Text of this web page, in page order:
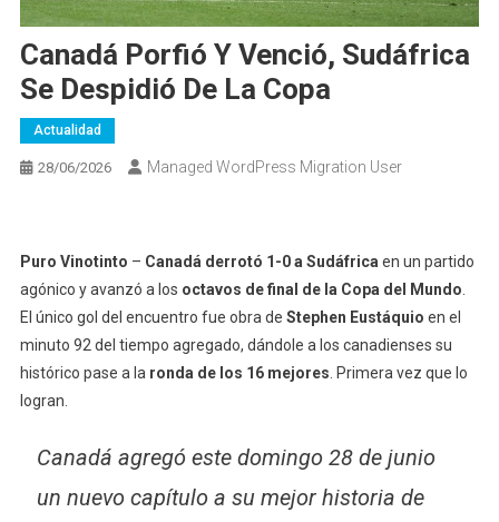
Canadá Porfió Y Venció, Sudáfrica
Se Despidió De La Copa
Actualidad
28/06/2026 Managed WordPress Migration User
Puro Vinotinto – Canadá derrotó 1-0 a Sudáfrica en un partido
agónico y avanzó a los octavos de final de la Copa del Mundo
El único gol del encuentro fue obra de Stephen Eustáquio en el
minuto 92 del tiempo agregado, dándole a los canadienses su
histórico pase a la ronda de los 16 mejores . Primera vez que lo
logran.
Canadá agregó este domingo 28 de junio
un nuevo capítulo a su mejor historia de